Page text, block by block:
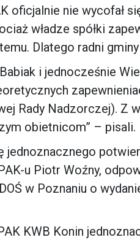
oficjalnie nie wycofał
władze spółki
Dlatego radni
i jednocześnie
Rady Nadzorczej). Z
obietnicom” – pisali.
u Piotr Woźny,
w Poznaniu o
KWB Konin